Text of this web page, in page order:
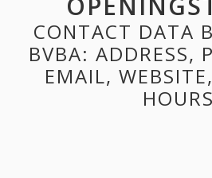
CONTACT DATA
BVBA: ADDRESS,
EMAIL,
HOURS